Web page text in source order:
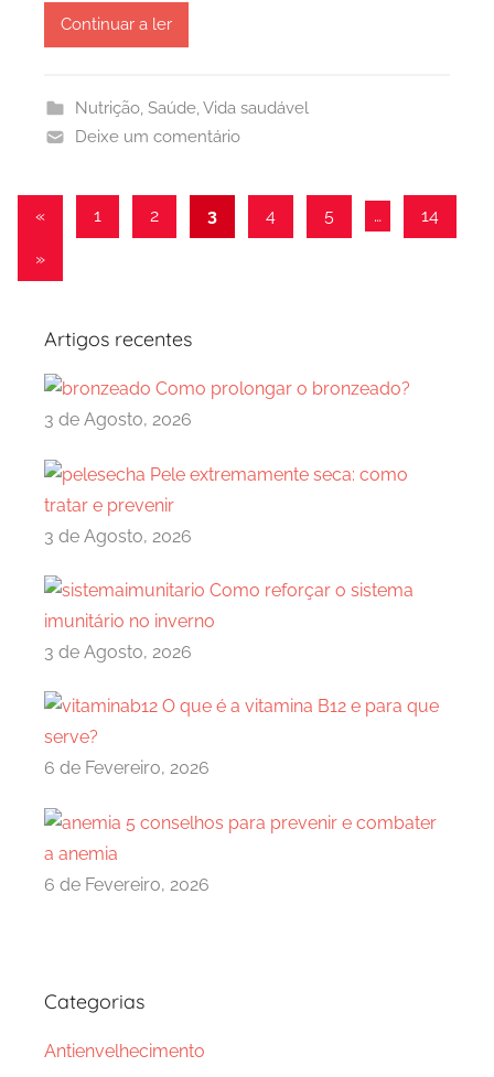
Continuar a ler
Nutrição, Saúde,Vida saudável
Deixe um comentário
Navegação
de
«Artigos1 2 3 4 5 … 14
Artigos
»
Artigos recentes
Como prolongar o bronzeado?
3 de Agosto, 2026
Pele extremamente seca: como
tratar e prevenir
3 de Agosto, 2026
Como reforçar o sistema
imunitário no inverno
3 de Agosto, 2026
O que é a vitamina B12 e para que
serve?
6 de Fevereiro, 2026
5 conselhos para prevenir e combater
a anemia
6 de Fevereiro, 2026
Categorias
Antienvelhecimento